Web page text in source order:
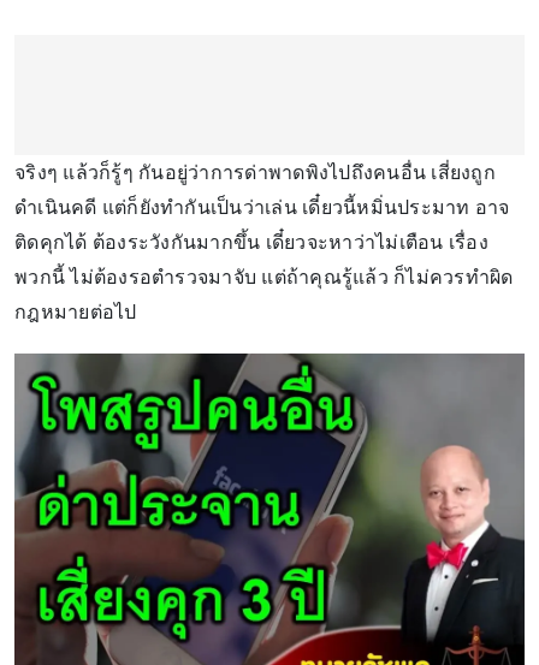
จริงๆ แล้วก็รู้ๆ กันอยู่ว่าการด่าพาดพิงไปถึงคนอื่น เสี่ยงถูก
ดำเนินคดี แต่ก็ยังทำกันเป็นว่าเล่น เดี๋ยวนี้หมิ่นประมาท อาจ
ติดคุกได้ ต้องระวังกันมากขึ้น เดี๋ยวจะหาว่าไม่เตือน เรื่อง
พวกนี้ ไม่ต้องรอตำรวจมาจับ แต่ถ้าคุณรู้แล้ว ก็ไม่ควรทำผิด
กฎหมายต่อไป